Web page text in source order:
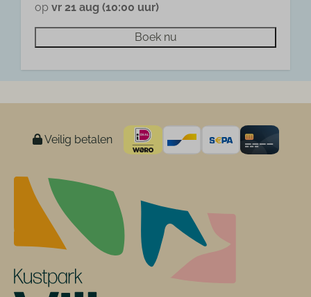
op vr 21 aug (10:00 uur)
Boek nu
Veilig betalen